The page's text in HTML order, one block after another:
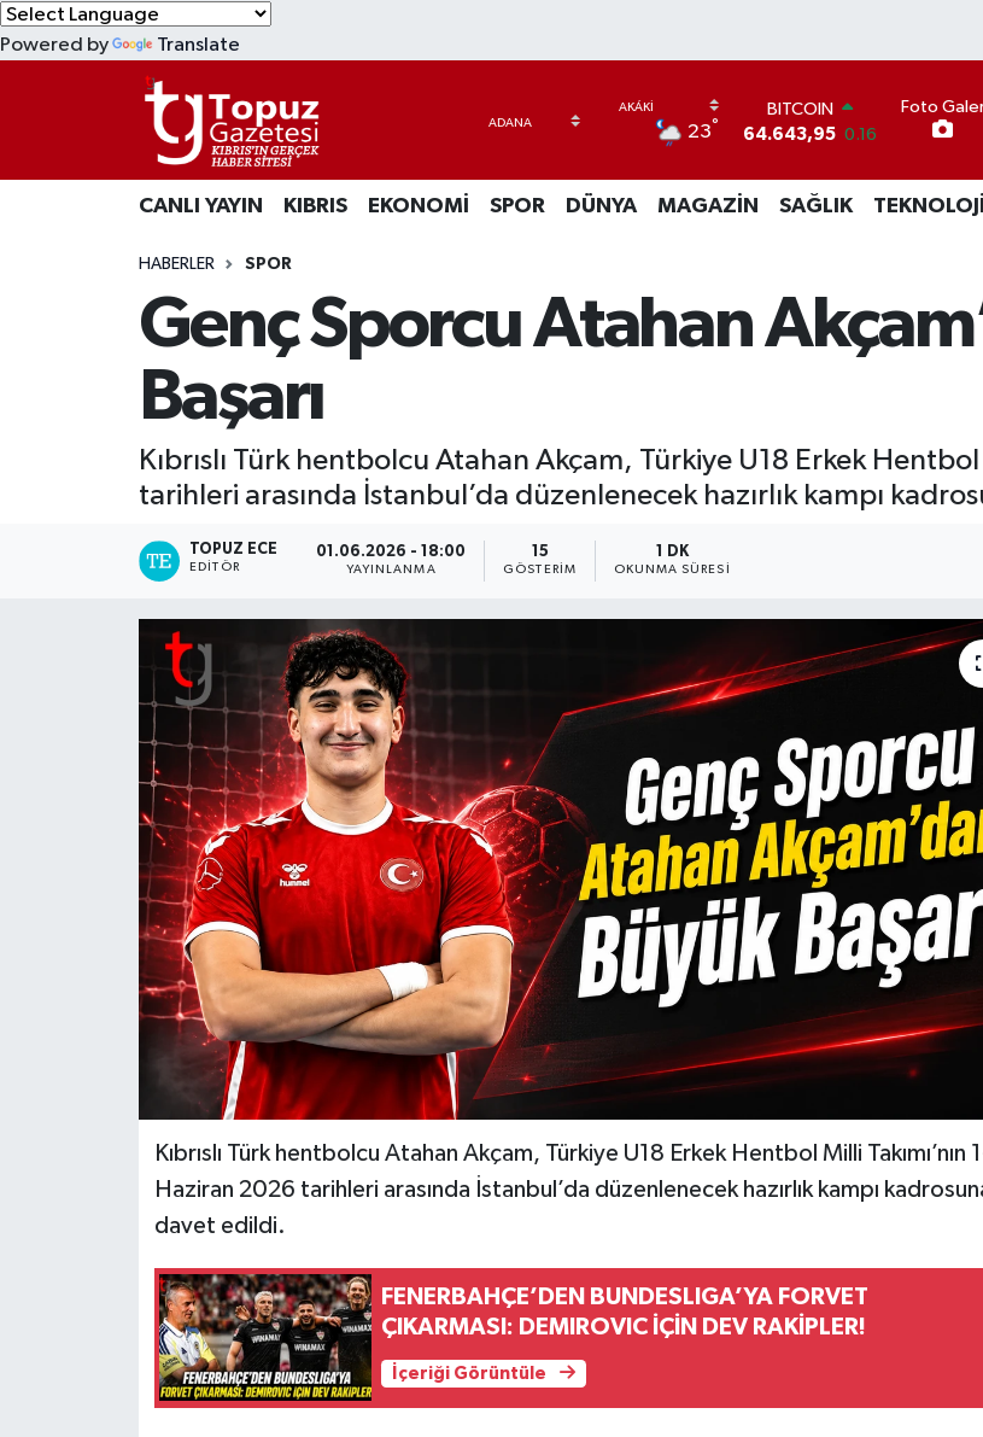
Powered by Translate
23°
BITCOIN
64.643,95 0.16
47,6704 0
EURO
GRAM ALTIN
6500.87
0.12
Foto
CANLI YAYIN KIBRIS EKONOMİ SPOR DÜNYA MAGAZİN SAĞLIK TEKNOLOJİ
HABERLER SPOR
Genç Sporcu Atahan
Başarı
Kıbrıslı Türk hentbolcu Atahan Akçam, Türkiye U18 Erkek Hentbol
tarihleri arasında İstanbul’da düzenlenecek hazırlık kampı
TOPUZ ECE
EDITÖR
01.06.2026 - 18:00
YAYINLANMA
15
GÖSTERIM
1 DK
OKUNMA SÜRESI
Kıbrıslı Türk hentbolcu Atahan Akçam, Türkiye U18 Erkek Hentbol Milli Takımı’nın
Haziran 2026 tarihleri arasında İstanbul’da düzenlenecek hazırlık kampı
davet edildi.
FENERBAHÇE’DEN BUNDESLIGA’YA FORVET
ÇIKARMASI: DEMIROVIC İÇİN DEV RAKİPLER!
İçeriği Görüntüle
EKONOMİ
MAGAZİN
TEKNOLOJİ
Lefkoşa Nöbetçi Eczaneler
Lefkoşa Hava Durumu
Lefkoşa Trafik Yoğunluk Haritası
Süper Lig Puan Durumu ve Fikstür
Tüm Manşetler
Son Dakika Haberleri
Haber Arşivi